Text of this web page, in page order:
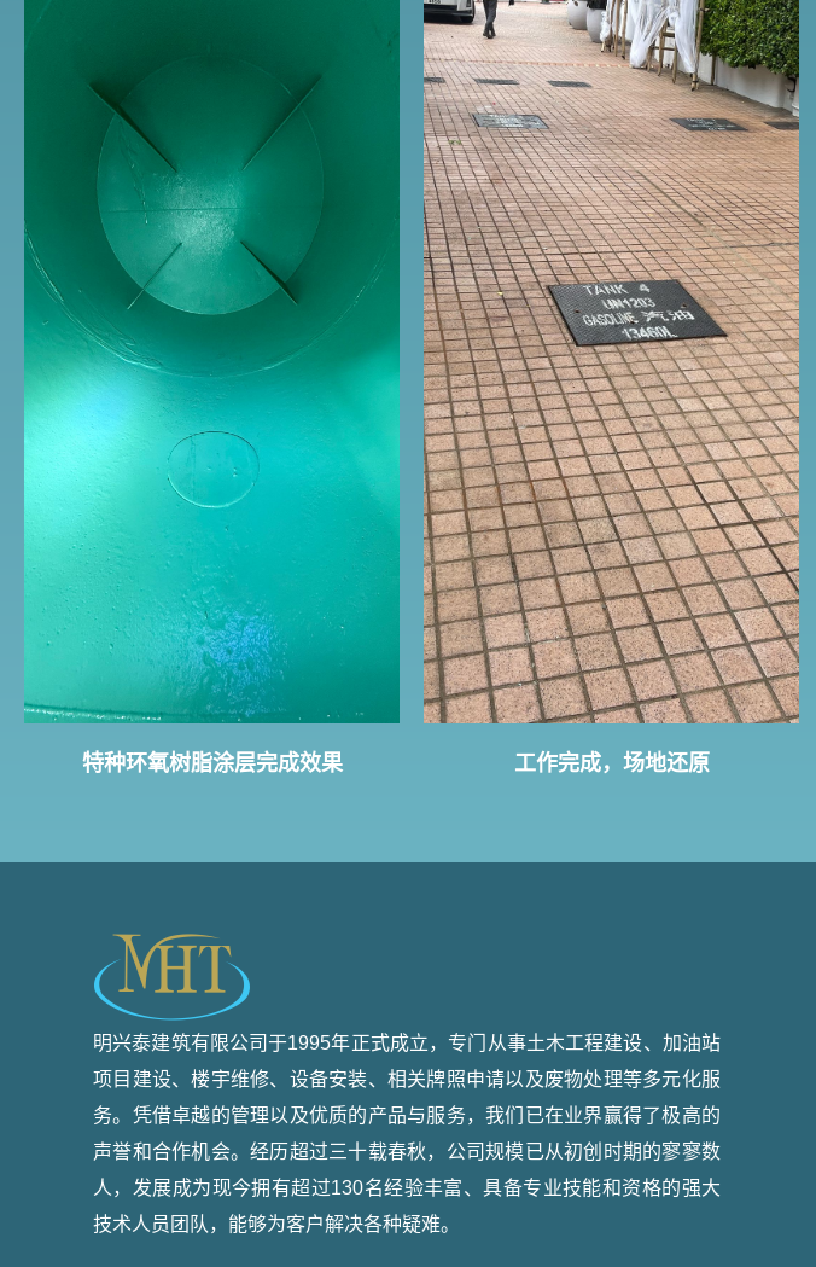
特种环氧树脂涂层完成效果 工作完成，场地还原
明兴泰建筑有限公司于1995年正式成立，专门从事土木工程建设、加油站
项目建设、楼宇维修、设备安装、相关牌照申请以及废物处理等多元化服
务。凭借卓越的管理以及优质的产品与服务，我们已在业界赢得了极高的
声誉和合作机会。经历超过三十载春秋，公司规模已从初创时期的寥寥数
人，发展成为现今拥有超过130名经验丰富、具备专业技能和资格的强大
技术人员团队，能够为客户解决各种疑难。